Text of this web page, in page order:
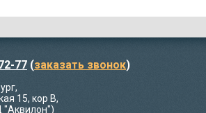
77 (заказать звонок)
15, кор В,
"Аквилон")